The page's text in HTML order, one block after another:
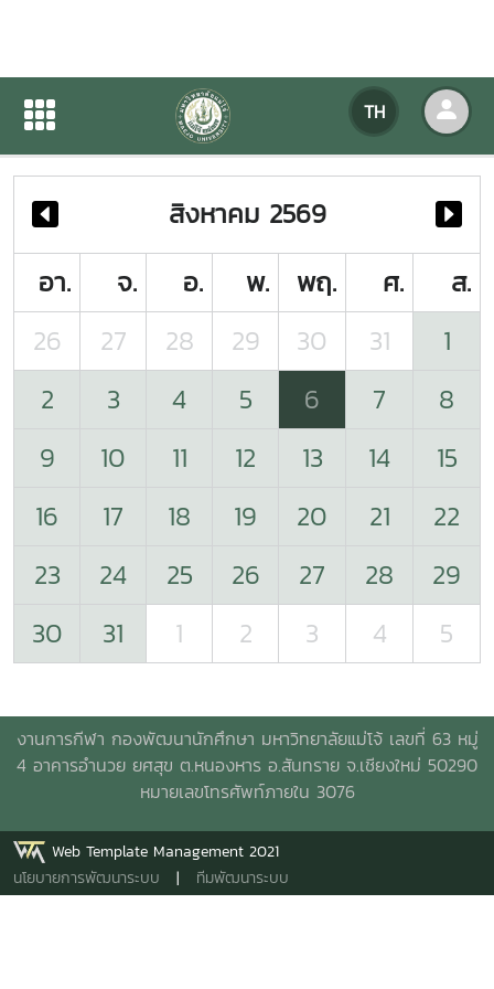
TH
ปฏิทินกิจกรรมของหน่วยงาน
ปฏิทินกิจกรรมของหน่วยงาน
สิงหาคม 2569
อา.
จ. อ. พ. พฤ. ศ.
ส.
26
27 28 29 30 31
1
2
3 4 5 6 7
8
9
10 11 12 13 14
15
16
17 18 19 20 21
22
23
24 25 26 27 28
29
30
31 1 2 3 4 5
งานการกีฬา กองพัฒนานักศึกษา มหาวิทยาลัยแม่โจ้ เลขที่ 63 หมู่
4 อาคารอำนวย ยศสุข ต.หนองหาร อ.สันทราย จ.เชียงใหม่ 50290
หมายเลขโทรศัพท์ภายใน 3076
Web Template Management 2021
นโยบายการพัฒนาระบบ | ทีมพัฒนาระบบ